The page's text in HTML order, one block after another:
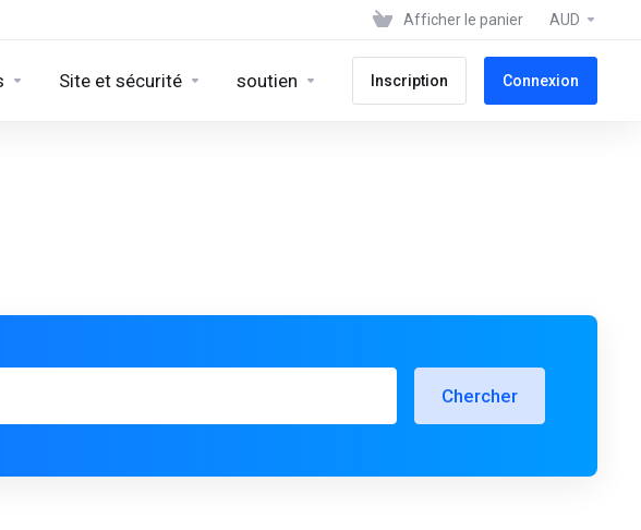
Afficher le panier AUD
Site et sécurité soutien Inscription Connexion
Chercher